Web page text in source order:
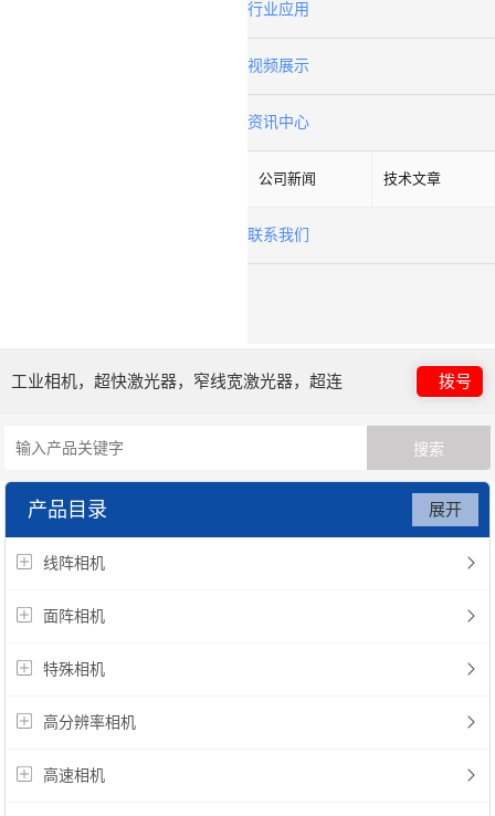
行业应用
视频展示
资讯中心
公司新闻 技术文章
联系我们
工业相机，超快激光器，窄线宽激光器，超连
续谱光源，光子晶体光纤
拨号
产品目录
线阵相机
面阵相机
特殊相机
高分辨率相机
高速相机
展开